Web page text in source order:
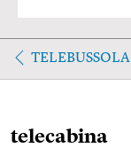
TELEBUSSOLA
telecabina